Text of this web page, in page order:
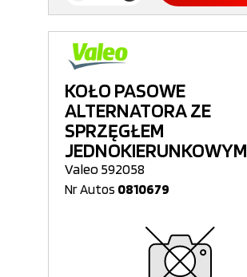
KOŁO PASOWE
ALTERNATORA ZE
SPRZĘGŁEM
JEDNOKIERUNKOWYM
Valeo 592058
Nr Autos 0810679